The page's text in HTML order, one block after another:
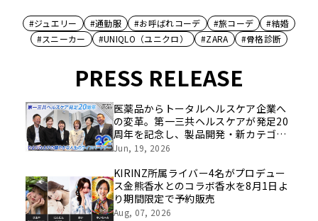
#ジュエリー #通勤服 #お呼ばれコーデ #旅コーデ
#結婚
#スニーカー
#UNIQLO（ユニクロ） #ZARA #骨格診断
PRESS RELEASE
医薬品からトータルヘルスケア企業へ
の変革。第一三共ヘルスケアが発足20
周年を記念し、製品開発・新カテゴリ
挑戦の舞台や旧社統合時のエピソード
像を公開！
Jun, 19, 2026
KIRINZ所属ライバー4名がプロデュー
ス金熊香水とのコラボ香水を8月1日よ
り期間限定で予約販売
Aug, 07, 2026